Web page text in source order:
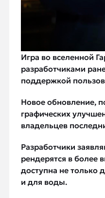
Игра во вселенной
разработчиками
поддержкой
Новое обновление,
графических
владельцев
Разработчики
рендерятся в более
доступна не только
и для воды.